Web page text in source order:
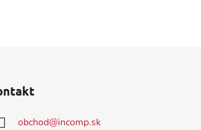
obchod@incomp.sk